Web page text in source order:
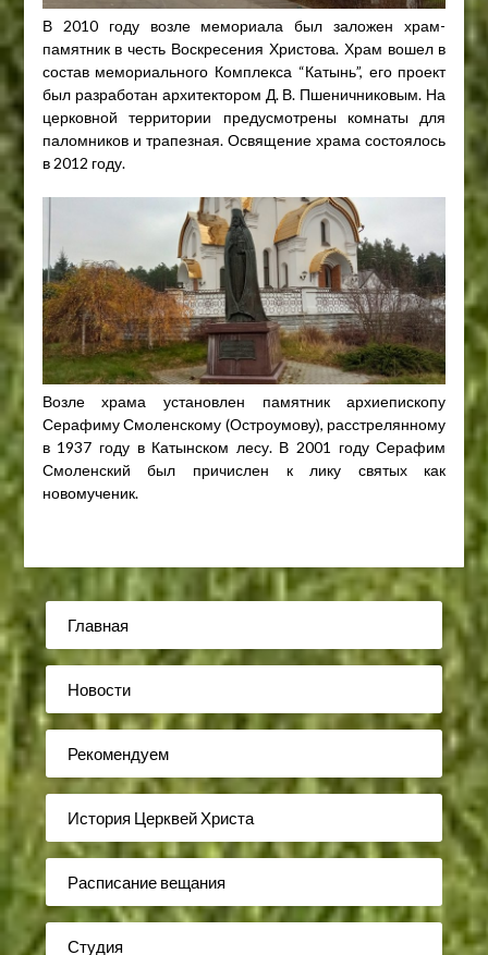
В 2010 году возле мемориала был заложен храм-
памятник в честь Воскресения Христова. Храм вошел в
состав мемориального Комплекса “Катынь”, его проект
был разработан архитектором Д. В. Пшеничниковым. На
церковной территории предусмотрены комнаты для
паломников и трапезная. Освящение храма состоялось
в 2012 году.
Возле храма установлен памятник архиепископу
Серафиму Смоленскому (Остроумову), расстрелянному
в 1937 году в Катынском лесу. В 2001 году Серафим
Смоленский был причислен к лику святых как
новомученик.
Главная
Новости
Рекомендуем
История Церквей Христа
Расписание вещания
Студия